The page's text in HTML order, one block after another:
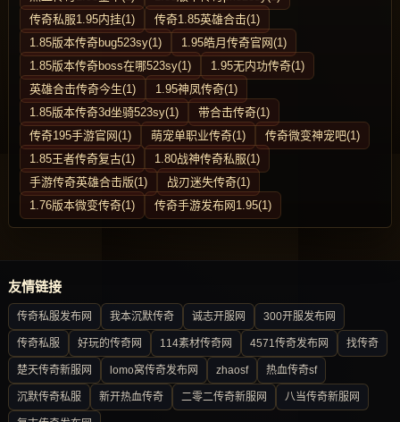
传奇私服1.95内挂(1)
传奇1.85英雄合击(1)
1.85版本传奇bug523sy(1)
1.95皓月传奇官网(1)
1.85版本传奇boss在哪523sy(1)
1.95无内功传奇(1)
英雄合击传奇今生(1)
1.95神凤传奇(1)
1.85版本传奇3d坐骑523sy(1)
带合击传奇(1)
传奇195手游官网(1)
萌宠单职业传奇(1)
传奇微变神宠吧(1)
1.85王者传奇复古(1)
1.80战神传奇私服(1)
手游传奇英雄合击版(1)
战刃迷失传奇(1)
1.76版本微变传奇(1)
传奇手游发布网1.95(1)
友情链接
传奇私服发布网 我本沉默传奇 诚志开服网 300开服发布网
传奇私服 好玩的传奇网 114素材传奇网 4571传奇发布网 找传奇
楚天传奇新服网 lomo窝传奇发布网 zhaosf 热血传奇sf
沉默传奇私服 新开热血传奇 二零二传奇新服网 八当传奇新服网